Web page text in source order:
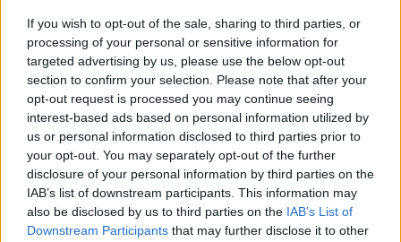
If you wish to opt-out of the sale, sharing to third parties, or
processing of your personal or sensitive information for
targeted advertising by us, please use the below opt-out
section to confirm your selection. Please note that after your
opt-out request is processed you may continue seeing
interest-based ads based on personal information utilized by
us or personal information disclosed to third parties prior to
your opt-out. You may separately opt-out of the further
disclosure of your personal information by third parties on the
IAB’s list of downstream participants. This information may
also be disclosed by us to third parties on the IAB’s List of
Downstream Participants that may further disclose it to other
Cuando uno piensa en juegos de
casino, los clásicos como el póker, la
ruleta o el blackjack suelen acaparar
la atención
Cuando uno piensa en juegos de casino, los
clásicos como el póker, la ruleta o el blackjack
suelen acaparar la atención. Si bien estos